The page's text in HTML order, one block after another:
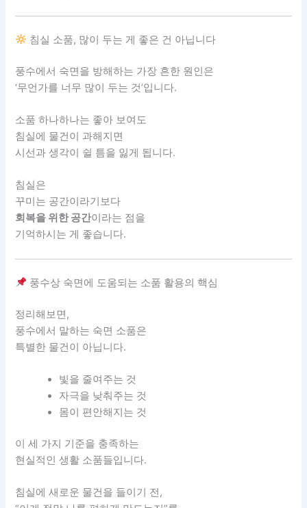
침실 소품, 많이 두는 게 좋은 건 아닙니다
풍수에서 숙면을 방해하는 가장 흔한 원인은
‘무언가를 너무 많이 두는 것’입니다.
소품 하나하나는 좋아 보여도
침실에 물건이 과해지면
시선과 생각이 쉴 틈을 잃게 됩니다.
침실은
꾸미는 공간이라기보다
회복을 위한 공간이라는 점을
기억하시는 게 좋습니다.
풍수상 숙면에 도움되는 소품 활용의 핵심
정리해보면,
풍수에서 말하는 숙면 소품은
특별한 물건이 아닙니다.
빛을 줄여주는 것
자극을 낮춰주는 것
몸이 편안해지는 것
이 세 가지 기준을 충족하는
현실적인 생활 소품들입니다.
침실에 새로운 물건을 들이기 전,